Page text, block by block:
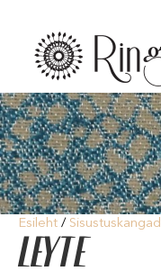
Esileht / Sisustuskangad
LEYTE